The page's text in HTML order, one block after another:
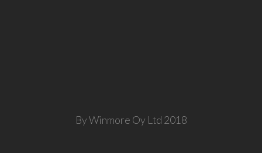
By Winmore Oy Ltd 2018